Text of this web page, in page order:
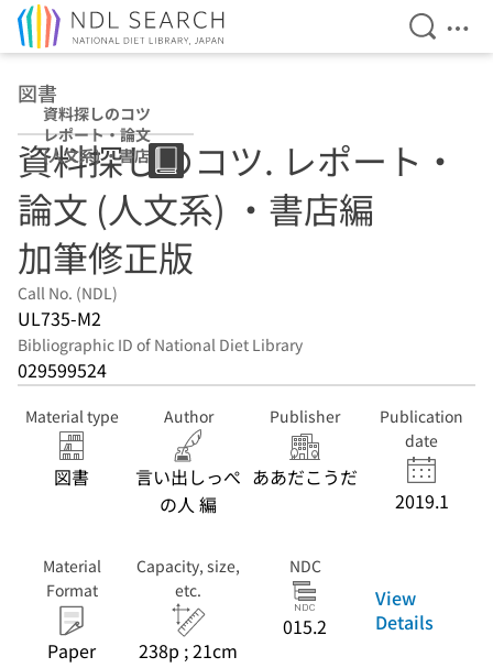
Open
図書
資料探しのコツ
レポート・論文
(人文系) ・書店編
加筆修正版
資料探しのコツ. レポート・
論文 (人文系) ・書店編
加筆修正版
Call No. (NDL)
UL735-M2
Bibliographic ID of National Diet Library
029599524
Material type
図書
Author
言い出しっぺ
の人 編
Publisher
ああだこうだ
Publication
date
2019.1
Material
Format
Paper
Capacity, size,
etc.
238p ; 21cm
NDC
015.2
View
Details